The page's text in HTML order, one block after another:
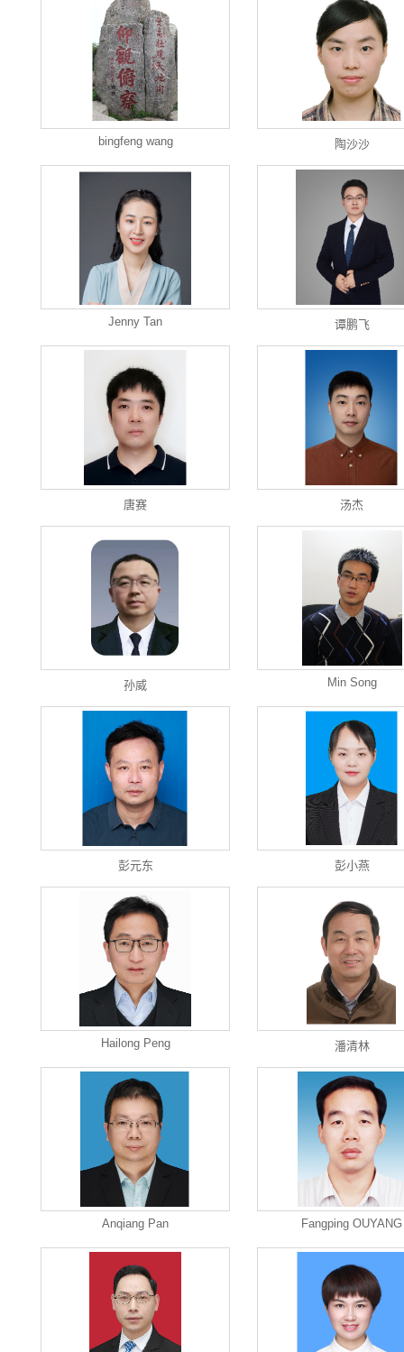
bingfeng wang 陶沙沙
Jenny Tan 谭鹏飞
唐赛 汤杰
孙威 Min Song
彭元东 彭小燕
Hailong Peng 潘清林
Anqiang Pan Fangping OUYANG